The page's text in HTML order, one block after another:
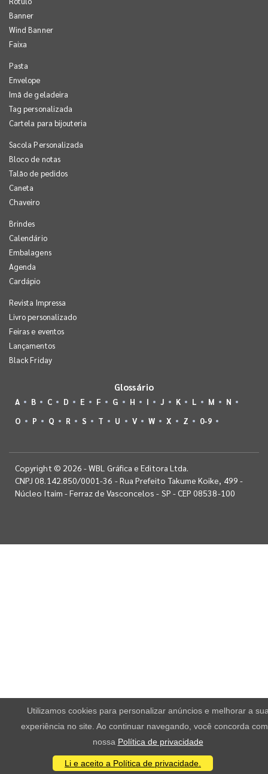
Banner
Wind Banner
Faixa
Pasta
Envelope
Imã de geladeira
Tag personalizada
Cartela para bijouteria
Sacola Personalizada
Bloco de notas
Talão de pedidos
Caneta
Chaveiro
Brindes
Calendário
Embalagens
Agenda
Cardápio
Revista Impressa
Livro personalizado
Feiras e eventos
Lançamentos
Black Friday
Glossário
A B C D E F G H I J K L M
N
O
P Q R S T U V W X Z 0-9
Copyright © 2026 - WBL Gráfica e Editora Ltda.
CNPJ 08.142.850/0001-36 - Rua Prefeito Takume Koike, 499 -
Núcleo Itaim - Ferraz de Vasconcelos - SP - CEP 08538-100
Utilizamos cookies para personalizar anúncios e melhorar a
experiência no site. Ao continuar navegando, você concorda
nossa Política de privacidade
Li e aceito a Política de privacidade.